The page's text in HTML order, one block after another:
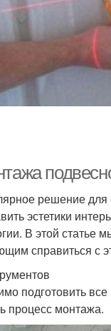
решение
эстетики
В этой статье
справиться с
подготовить
процесс монтажа.